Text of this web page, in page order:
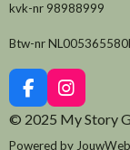
kvk-nr 98988999
Btw-nr
F
a
c
e
I
n
s
t
© 2025 My Story
Powered by JouwWeb